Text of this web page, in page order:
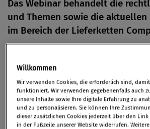
Das Webinar behandelt die
und Themen sowie die
im Bereich der Lieferketten
10. Mai 2022 / online
Themen
Willkommen
Wir verwenden Cookies, die erforderlich sind,
funktioniert. Wir verwenden gegebenenfalls auch
unsere Inhalte sowie Ihre digitale Erfahrung zu
und zu personalisieren. Sie können Ihre
dieser zusätzlichen Cookies jederzeit über den Link
in der Fußzeile unserer Website widerrufen.